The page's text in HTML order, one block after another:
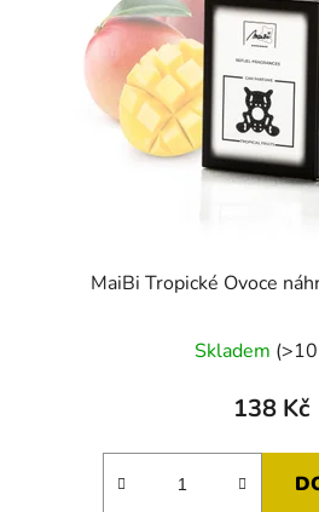
MaiBi Tropické Ovoce
Skladem
138 Kč